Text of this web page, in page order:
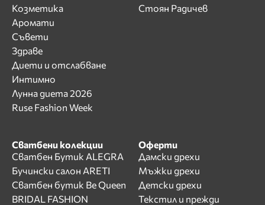
Козметика
Аромати
Съвети
Здраве
Диети и отслабване
Интимно
Лунна диета 2026
Ruse Fashion Week
Стоян Радичев
Сватбени колекции
Сватбен Бутик ALEGRA
Бучински салон ARETI
Сватбен бутик Be Queen
BRIDAL FASHION
Оферти
Дамски дрехи
Мъжки дрехи
Детски дрехи
Текстил и прежди